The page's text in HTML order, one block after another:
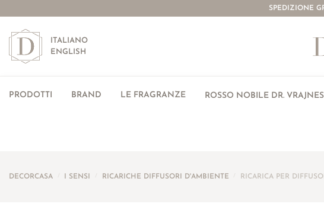
SPEDIZIONE
ITALIANO
ENGLISH
PRODOTTI BRAND LE FRAGRANZE ROSSO NOBILE DR. VRAJNES
DECORCASA I SENSI RICARICHE DIFFUSORI D'AMBIENTE RICARICA PER